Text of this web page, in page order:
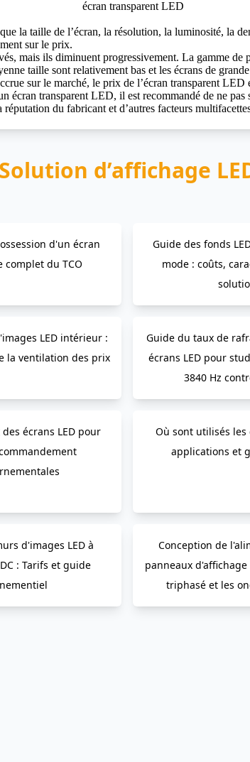
la taille de l’écran, la résolution, la luminosité, la
sur le prix.
mais ils diminuent progressivement. La gamme
taille sont relativement bas et les écrans de
sur le marché, le prix de l’écran transparent
écran transparent LED, il est recommandé de ne
du fabricant et d’autres facteurs
Solution d’affichage
d'un écran
complet du TCO
Guide des fonds
mode : coûts,
LED intérieur :
la ventilation des prix
Guide du taux de
écrans LED pour
3840 Hz
écrans LED pour
Où sont utilisés les
applications et
d'images LED à
: Tarifs et guide
Conception de
panneaux d'affichage
triphasé et les